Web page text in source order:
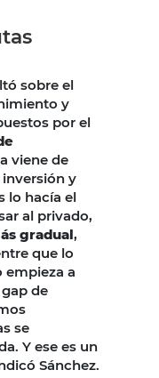
sobre el
y
por el
viene de
y
lo hacía el
al privado,
gradual,
que lo
empieza a
de
se
Y ese es un
Sánchez.